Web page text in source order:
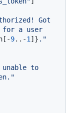
Got
for a user
9..-1 ]} ."
to